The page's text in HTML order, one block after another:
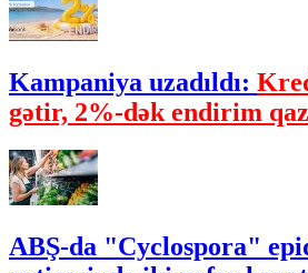
Kampaniya uzadıldı:
gətir, 2%-dək endirim
ABŞ-da "Cyclospora"